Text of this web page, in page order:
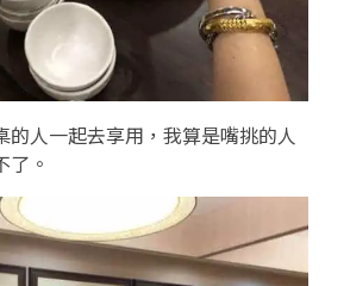
的人一起去享用，我算是嘴挑的人
了。